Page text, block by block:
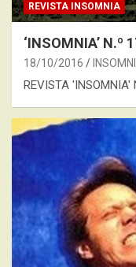
REVISTA INSOMNIA
‘INSOMNIA’ N.º
18/10/2016
REVISTA